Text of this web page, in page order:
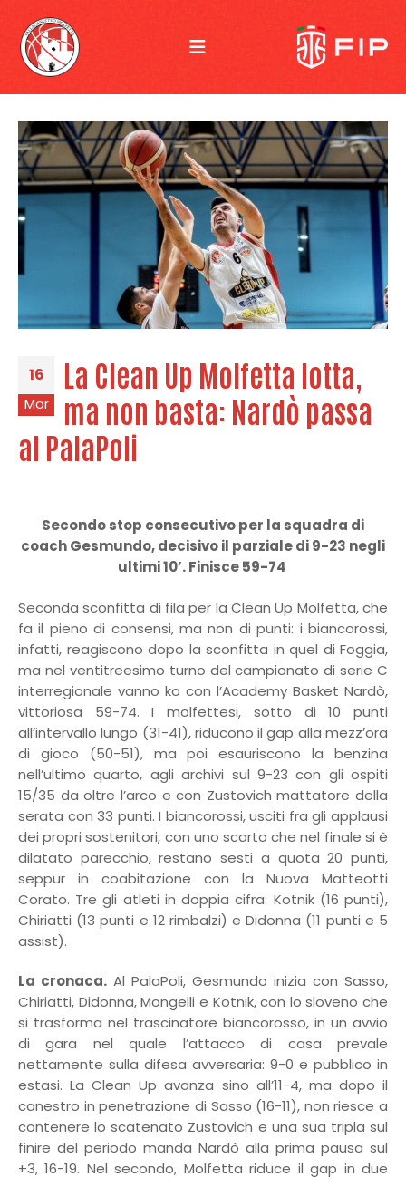
16
Mar
La Clean Up Molfetta lotta,
ma non basta: Nardò passa
al PalaPoli
Secondo stop consecutivo per la squadra di
coach Gesmundo, decisivo il parziale di 9-23 negli
ultimi 10’. Finisce 59-74
Seconda sconfitta di fila per la Clean Up Molfetta, che
fa il pieno di consensi, ma non di punti: i biancorossi,
infatti, reagiscono dopo la sconfitta in quel di Foggia,
ma nel ventitreesimo turno del campionato di serie C
interregionale vanno ko con l’Academy Basket Nardò,
vittoriosa 59-74. I molfettesi, sotto di 10 punti
all’intervallo lungo (31-41), riducono il gap alla mezz’ora
di gioco (50-51), ma poi esauriscono la benzina
nell’ultimo quarto, agli archivi sul 9-23 con gli ospiti
15/35 da oltre l’arco e con Zustovich mattatore della
serata con 33 punti. I biancorossi, usciti fra gli applausi
dei propri sostenitori, con uno scarto che nel finale si è
dilatato parecchio, restano sesti a quota 20 punti,
seppur in coabitazione con la Nuova Matteotti
Corato. Tre gli atleti in doppia cifra: Kotnik (16 punti),
Chiriatti (13 punti e 12 rimbalzi) e Didonna (11 punti e 5
assist).
La cronaca. Al PalaPoli, Gesmundo inizia con Sasso,
Chiriatti, Didonna, Mongelli e Kotnik, con lo sloveno che
si trasforma nel trascinatore biancorosso, in un avvio
di gara nel quale l’attacco di casa prevale
nettamente sulla difesa avversaria: 9-0 e pubblico in
estasi. La Clean Up avanza sino all’11-4, ma dopo il
canestro in penetrazione di Sasso (16-11), non riesce a
contenere lo scatenato Zustovich e una sua tripla sul
finire del periodo manda Nardò alla prima pausa sul
+3, 16-19. Nel secondo, Molfetta riduce il gap in due